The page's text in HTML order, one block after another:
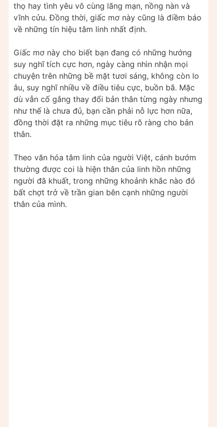
thọ hay tình yêu vô cùng lãng mạn, nồng nàn và
vĩnh cửu. Đồng thời, giấc mơ này cũng là điềm báo
về những tín hiệu tâm linh nhất định.
Giấc mơ này cho biết bạn đang có những hướng
suy nghĩ tích cực hơn, ngày càng nhìn nhận mọi
chuyện trên những bề mặt tươi sáng, không còn lo
âu, suy nghĩ nhiều về điều tiêu cực, buồn bã. Mặc
dù vẫn cố gắng thay đổi bản thân từng ngày nhưng
như thế là chưa đủ, bạn cần phải nỗ lực hơn nữa,
đồng thời đặt ra những mục tiêu rõ ràng cho bản
thân.
Theo văn hóa tâm linh của người Việt, cánh bướm
thường được coi là hiện thân của linh hồn những
người đã khuất, trong những khoảnh khắc nào đó
bất chợt trở về trần gian bên cạnh những người
thân của mình.